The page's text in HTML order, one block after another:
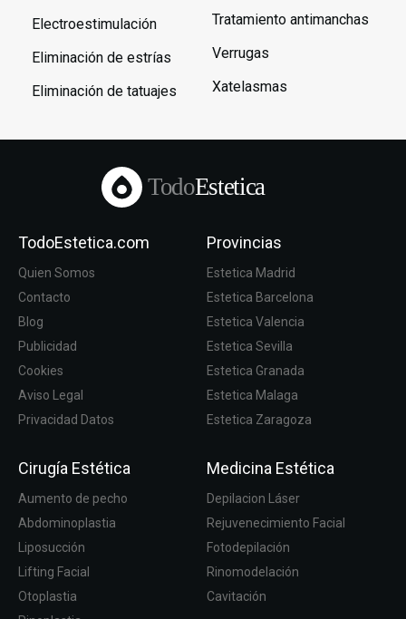
Electroestimulación
Eliminación de estrías
Eliminación de tatuajes
Tratamiento antimanchas
Verrugas
Xatelasmas
TodoEstetica
TodoEstetica.com
Quien Somos
Contacto
Blog
Publicidad
Cookies
Aviso Legal
Privacidad Datos
Provincias
Estetica Madrid
Estetica Barcelona
Estetica Valencia
Estetica Sevilla
Estetica Granada
Estetica Malaga
Estetica Zaragoza
Cirugía Estética
Aumento de pecho
Abdominoplastia
Liposucción
Lifting Facial
Otoplastia
Medicina Estética
Depilacion Láser
Rejuvenecimiento Facial
Fotodepilación
Rinomodelación
Cavitación